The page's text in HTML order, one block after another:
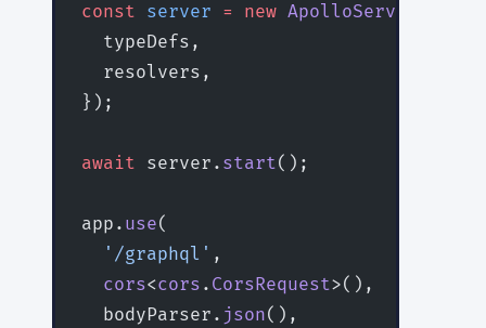
const server = new ApolloServer
  typeDefs,
  resolvers,
});
await server. start();
app. use(
  '/graphql'
,
  cors
<cors . CorsRequest>(),
  bodyParser.
json(),